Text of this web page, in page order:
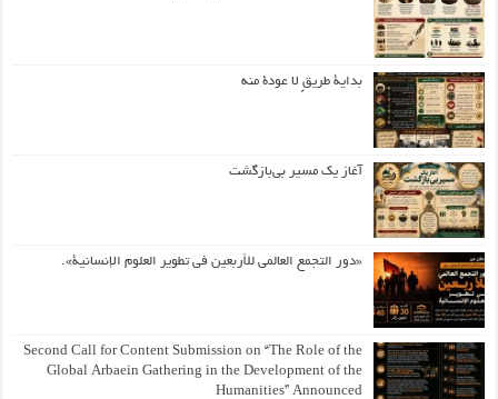
بداية طريقٍ لا عودة منه
آغاز یک مسیر بی‌بازگشت
«دور التجمع العالمي للأربعين في تطوير العلوم الإنسانية».
Second Call for Content Submission on “The Role of the
Global Arbaein Gathering in the Development of the
Humanities” Announced